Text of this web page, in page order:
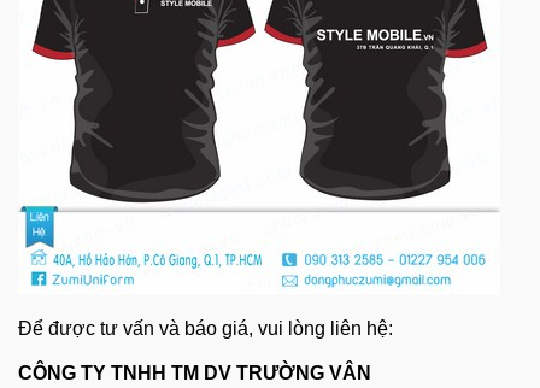
Để được tư vấn và báo giá, vui lòng liên hệ:
CÔNG TY TNHH TM DV TRƯỜNG VÂN